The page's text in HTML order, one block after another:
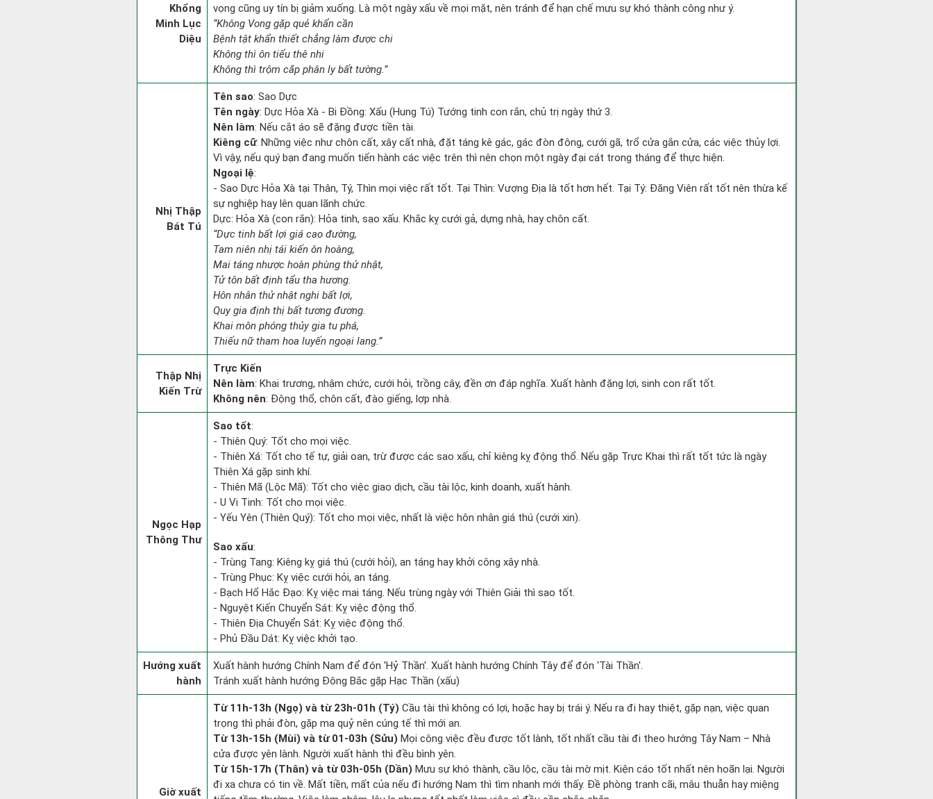
Khổng
Minh Lục
Diệu
vọng cũng uy tín bị giảm xuống. Là một ngày xấu về mọi mặt, nên tránh để hạn chế mưu sự khó thành công như ý.
“Không Vong gặp quẻ khẩn cần
Bệnh tật khẩn thiết chẳng làm được chi
Không thì ôn tiểu thê nhi
Không thì trộm cắp phân ly bất tường.”
Nhị Thập
Bát Tú
Tên sao: Sao Dực
Tên ngày: Dực Hỏa Xà - Bi Đồng: Xấu (Hung Tú) Tướng tinh con rắn, chủ trị ngày thứ 3.
Nên làm: Nếu cắt áo sẽ đặng được tiền tài.
Kiêng cữ: Những việc như chôn cất, xây cất nhà, đặt táng kê gác, gác đòn đông, cưới gã, trổ cửa gắn cửa, các việc thủy lợi.
Vì vậy, nếu quý bạn đang muốn tiến hành các việc trên thì nên chọn một ngày đại cát trong tháng để thực hiện.
Ngoại lệ:
- Sao Dực Hỏa Xà tại Thân, Tý, Thìn mọi việc rất tốt. Tại Thìn: Vượng Địa là tốt hơn hết. Tại Tý: Đăng Viên rất tốt nên thừa kế
sự nghiệp hay lên quan lãnh chức.
Dực: Hỏa Xà (con rắn): Hỏa tinh, sao xấu. Khắc kỵ cưới gả, dựng nhà, hay chôn cất.
“Dực tinh bất lợi giá cao đường,
Tam niên nhị tái kiến ôn hoàng,
Mai táng nhược hoàn phùng thử nhật,
Tử tôn bất định tẩu tha hương.
Hôn nhân thử nhật nghi bất lợi,
Quy gia định thị bất tương đương.
Khai môn phóng thủy gia tu phá,
Thiếu nữ tham hoa luyến ngoại lang.”
Thập Nhị
Kiến Trừ
Trực Kiến
Nên làm: Khai trương, nhậm chức, cưới hỏi, trồng cây, đền ơn đáp nghĩa. Xuất hành đặng lợi, sinh con rất tốt.
Không nên: Động thổ, chôn cất, đào giếng, lợp nhà.
Ngọc Hạp
Thông Thư
Sao tốt:
- Thiên Quý: Tốt cho mọi việc.
- Thiên Xá: Tốt cho tế tự, giải oan, trừ được các sao xấu, chỉ kiêng kỵ động thổ. Nếu gặp Trực Khai thì rất tốt tức là ngày
Thiên Xá gặp sinh khí.
- Thiên Mã (Lộc Mã): Tốt cho việc giao dịch, cầu tài lộc, kinh doanh, xuất hành.
- U Vi Tinh: Tốt cho mọi việc.
- Yếu Yên (Thiên Quý): Tốt cho mọi việc, nhất là việc hôn nhân giá thú (cưới xin).
Sao xấu:
- Trùng Tang: Kiêng kỵ giá thú (cưới hỏi), an táng hay khởi công xây nhà.
- Trùng Phục: Kỵ việc cưới hỏi, an táng.
- Bạch Hổ Hắc Đạo: Kỵ việc mai táng. Nếu trùng ngày với Thiên Giải thì sao tốt.
- Nguyệt Kiến Chuyển Sát: Kỵ việc động thổ.
- Thiên Địa Chuyển Sát: Kỵ việc động thổ.
- Phủ Đầu Dát: Kỵ việc khởi tạo.
Hướng xuất
hành
Xuất hành hướng Chính Nam để đón 'Hỷ Thần'. Xuất hành hướng Chính Tây để đón 'Tài Thần'.
Tránh xuất hành hướng Đông Bắc gặp Hạc Thần (xấu)
Giờ xuất
Từ 11h-13h (Ngọ) và từ 23h-01h (Tý) Cầu tài thì không có lợi, hoặc hay bị trái ý. Nếu ra đi hay thiệt, gặp nạn, việc quan
trọng thì phải đòn, gặp ma quỷ nên cúng tế thì mới an.
Từ 13h-15h (Mùi) và từ 01-03h (Sửu) Mọi công việc đều được tốt lành, tốt nhất cầu tài đi theo hướng Tây Nam – Nhà
cửa được yên lành. Người xuất hành thì đều bình yên.
Từ 15h-17h (Thân) và từ 03h-05h (Dần) Mưu sự khó thành, cầu lộc, cầu tài mờ mịt. Kiện cáo tốt nhất nên hoãn lại. Người
đi xa chưa có tin về. Mất tiền, mất của nếu đi hướng Nam thì tìm nhanh mới thấy. Đề phòng tranh cãi, mâu thuẫn hay miệng